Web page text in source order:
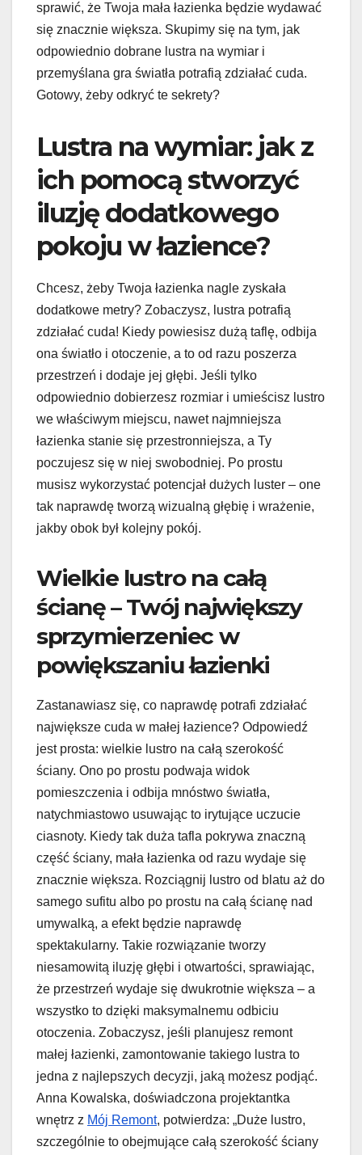
sprawić, że Twoja mała łazienka będzie wydawać
się znacznie większa. Skupimy się na tym, jak
odpowiednio dobrane lustra na wymiar i
przemyślana gra światła potrafią zdziałać cuda.
Gotowy, żeby odkryć te sekrety?
Lustra na wymiar: jak z
ich pomocą stworzyć
iluzję dodatkowego
pokoju w łazience?
Chcesz, żeby Twoja łazienka nagle zyskała
dodatkowe metry? Zobaczysz, lustra potrafią
zdziałać cuda! Kiedy powiesisz dużą taflę, odbija
ona światło i otoczenie, a to od razu poszerza
przestrzeń i dodaje jej głębi. Jeśli tylko
odpowiednio dobierzesz rozmiar i umieścisz lustro
we właściwym miejscu, nawet najmniejsza
łazienka stanie się przestronniejsza, a Ty
poczujesz się w niej swobodniej. Po prostu
musisz wykorzystać potencjał dużych luster – one
tak naprawdę tworzą wizualną głębię i wrażenie,
jakby obok był kolejny pokój.
Wielkie lustro na całą
ścianę – Twój największy
sprzymierzeniec w
powiększaniu łazienki
Zastanawiasz się, co naprawdę potrafi zdziałać
największe cuda w małej łazience? Odpowiedź
jest prosta: wielkie lustro na całą szerokość
ściany. Ono po prostu podwaja widok
pomieszczenia i odbija mnóstwo światła,
natychmiastowo usuwając to irytujące uczucie
ciasnoty. Kiedy tak duża tafla pokrywa znaczną
część ściany, mała łazienka od razu wydaje się
znacznie większa. Rozciągnij lustro od blatu aż do
samego sufitu albo po prostu na całą ścianę nad
umywalką, a efekt będzie naprawdę
spektakularny. Takie rozwiązanie tworzy
niesamowitą iluzję głębi i otwartości, sprawiając,
że przestrzeń wydaje się dwukrotnie większa – a
wszystko to dzięki maksymalnemu odbiciu
otoczenia. Zobaczysz, jeśli planujesz remont
małej łazienki, zamontowanie takiego lustra to
jedna z najlepszych decyzji, jaką możesz podjąć.
Anna Kowalska, doświadczona projektantka
wnętrz z Mój Remont, potwierdza: „Duże lustro,
szczególnie to obejmujące całą szerokość ściany